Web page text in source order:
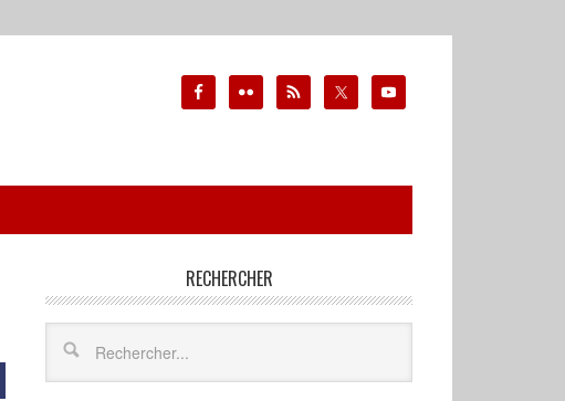
RECHERCHER